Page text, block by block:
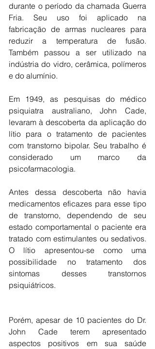
durante o período da chamada Guerra
Fria. Seu uso foi aplicado na
fabricação de armas nucleares para
reduzir a temperatura de fusão.
Também passou a ser utilizado na
indústria do vidro, cerâmica, polímeros
e do alumínio.
Em 1949, as pesquisas do médico
psiquiatra australiano, John Cade,
levaram à descoberta da aplicação do
lítio para o tratamento de pacientes
com transtorno bipolar. Seu trabalho é
considerado um marco da
psicofarmacologia.
Antes dessa descoberta não havia
medicamentos eficazes para esse tipo
de transtorno, dependendo de seu
estado comportamental o paciente era
tratado com estimulantes ou sedativos.
O lítio apresentou-se como uma
possibilidade no tratamento dos
sintomas desses transtornos
psiquiátricos.
Porém, apesar de 10 pacientes do Dr.
John Cade terem apresentado
aspectos positivos em sua saúde